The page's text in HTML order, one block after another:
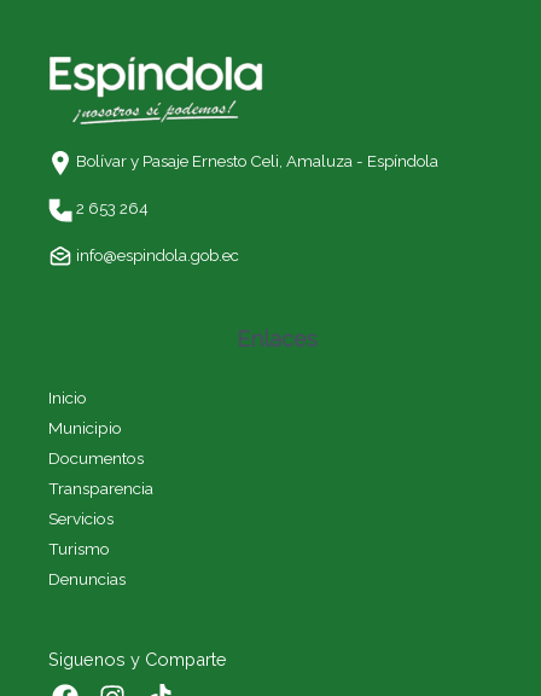
Bolívar y Pasaje Ernesto Celi, Amaluza - Espíndola
2 653 264
info@espindola.gob.ec
Enlaces
Inicio
Municipio
Documentos
Transparencia
Servicios
Turismo
Denuncias
Siguenos y Comparte